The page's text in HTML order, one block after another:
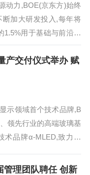
动力,BOE(京东方)始终
加大研发投入,每年将
1.5%用于基础与前沿技
产交付仪式举办 赋
示领域首个技术品牌,B
领先行业的高端玻璃基
术品牌α-MLED,致力于
京东方)通过室内平...
管理团队聘任 创新